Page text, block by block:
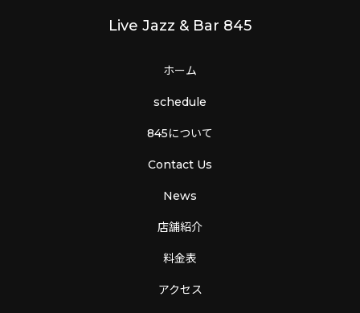
Live Jazz & Bar 845
ホーム
schedule
845について
Contact Us
News
店舗紹介
料金表
アクセス